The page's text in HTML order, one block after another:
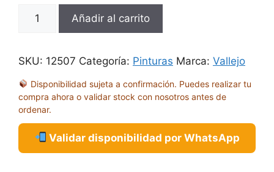
PURPURA
18ML
cantidad
Añadir al carrito
SKU: 12507 Categoría: Pinturas Marca: Vallejo
Disponibilidad sujeta a confirmación. Puedes realizar tu
compra ahora o validar stock con nosotros antes de
ordenar.
Validar disponibilidad por WhatsApp